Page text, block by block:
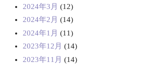
2024年3月 (12)
2024年2月 (14)
2024年1月 (11)
2023年12月 (14)
2023年11月 (14)